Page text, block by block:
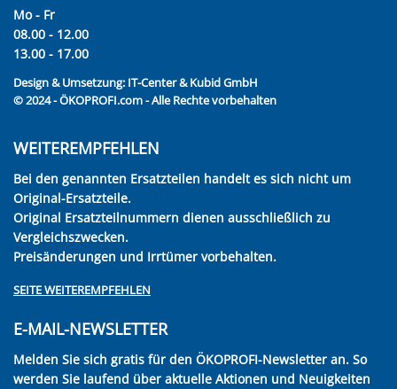
Mo - Fr
08.00 - 12.00
13.00 - 17.00
Design & Umsetzung: IT-Center & Kubid GmbH
© 2024 - ÖKOPROFI.com - Alle Rechte vorbehalten
WEITEREMPFEHLEN
Bei den genannten Ersatzteilen handelt es sich nicht um
Original-Ersatzteile.
Original Ersatzteilnummern dienen ausschließlich zu
Vergleichszwecken.
Preisänderungen und Irrtümer vorbehalten.
SEITE WEITEREMPFEHLEN
E-MAIL-NEWSLETTER
Melden Sie sich gratis für den ÖKOPROFI-Newsletter an. So
werden Sie laufend über aktuelle Aktionen und Neuigkeiten